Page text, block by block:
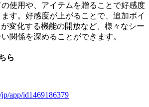
使用や、アイテムを贈ることで好感度
す。好感度が上がることで、追加ボイ
変化する機能の開放など、様々なシー
関係を深めることができます。
ら
app/id1469186379